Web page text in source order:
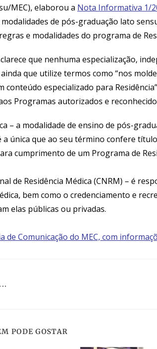
/MEC), elaborou a Nota Informativa 1/
de pós-graduação lato
e modalidades do programa de
que nenhuma especialização,
que utilize termos como “nos
conteúdo especializado para
Programas autorizados e
– a modalidade de ensino de pós-
a única que ao seu término confere
cumprimento de um Programa de
de Residência Médica (CNRM) – é
, bem como o credenciamento e
elas públicas ou privadas.
de Comunicação do MEC, com
PODE GOSTAR